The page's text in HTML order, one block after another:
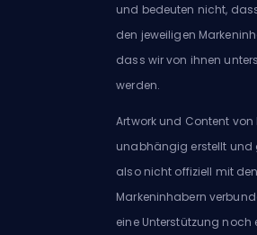
und bedeuten nicht,
den jeweiligen
dass wir von ihnen
werden.
Artwork und Content von
unabhängig erstellt und
also nicht offiziell mit
Markeninhabern
eine Unterstützung noch